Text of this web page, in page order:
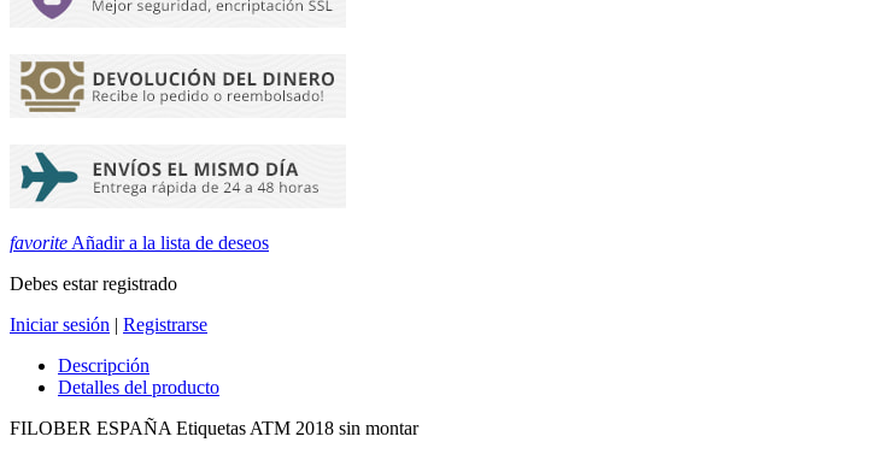
favorite Añadir a la lista de deseos
Debes estar registrado
Iniciar sesión | Registrarse
Descripción
Detalles del producto
FILOBER ESPAÑA Etiquetas ATM 2018 sin montar